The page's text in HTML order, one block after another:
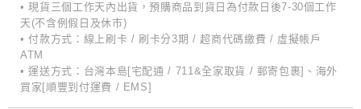
• 現貨三個工作天內出貨，預購商品到貨日為付款日後7-30個工作
天(不含例假日及休市)
• 付款方式：線上刷卡 / 刷卡分3期 / 超商代碼繳費 / 虛擬帳戶
ATM
• 運送方式：台灣本島[宅配通 / 711&全家取貨 / 郵寄包裹]、海外
買家[順豐到付運費 / EMS]